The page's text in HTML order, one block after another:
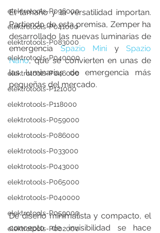
elektrotools-P096000
elektrotools-P041000
elektrotools-P083000
elektrotools-P040000
elektrotools-P046000
elektrotools-P121000
elektrotools-P118000
elektrotools-P059000
elektrotools-P086000
elektrotools-P033000
elektrotools-P043000
elektrotools-P065000
elektrotools-P040000
elektrotools-P059000
elektrotools-P002000
El tamaño y la versatilidad importan.
Partiendo de esta premisa, Zemper ha
desarrollado las nuevas luminarias de
emergencia Spazio Mini y Spazio
Nano, que se convierten en unas de
las luminarias de emergencia más
pequeñas del mercado.
De diseño minimalista y compacto, el
concepto de invisibilidad se hace